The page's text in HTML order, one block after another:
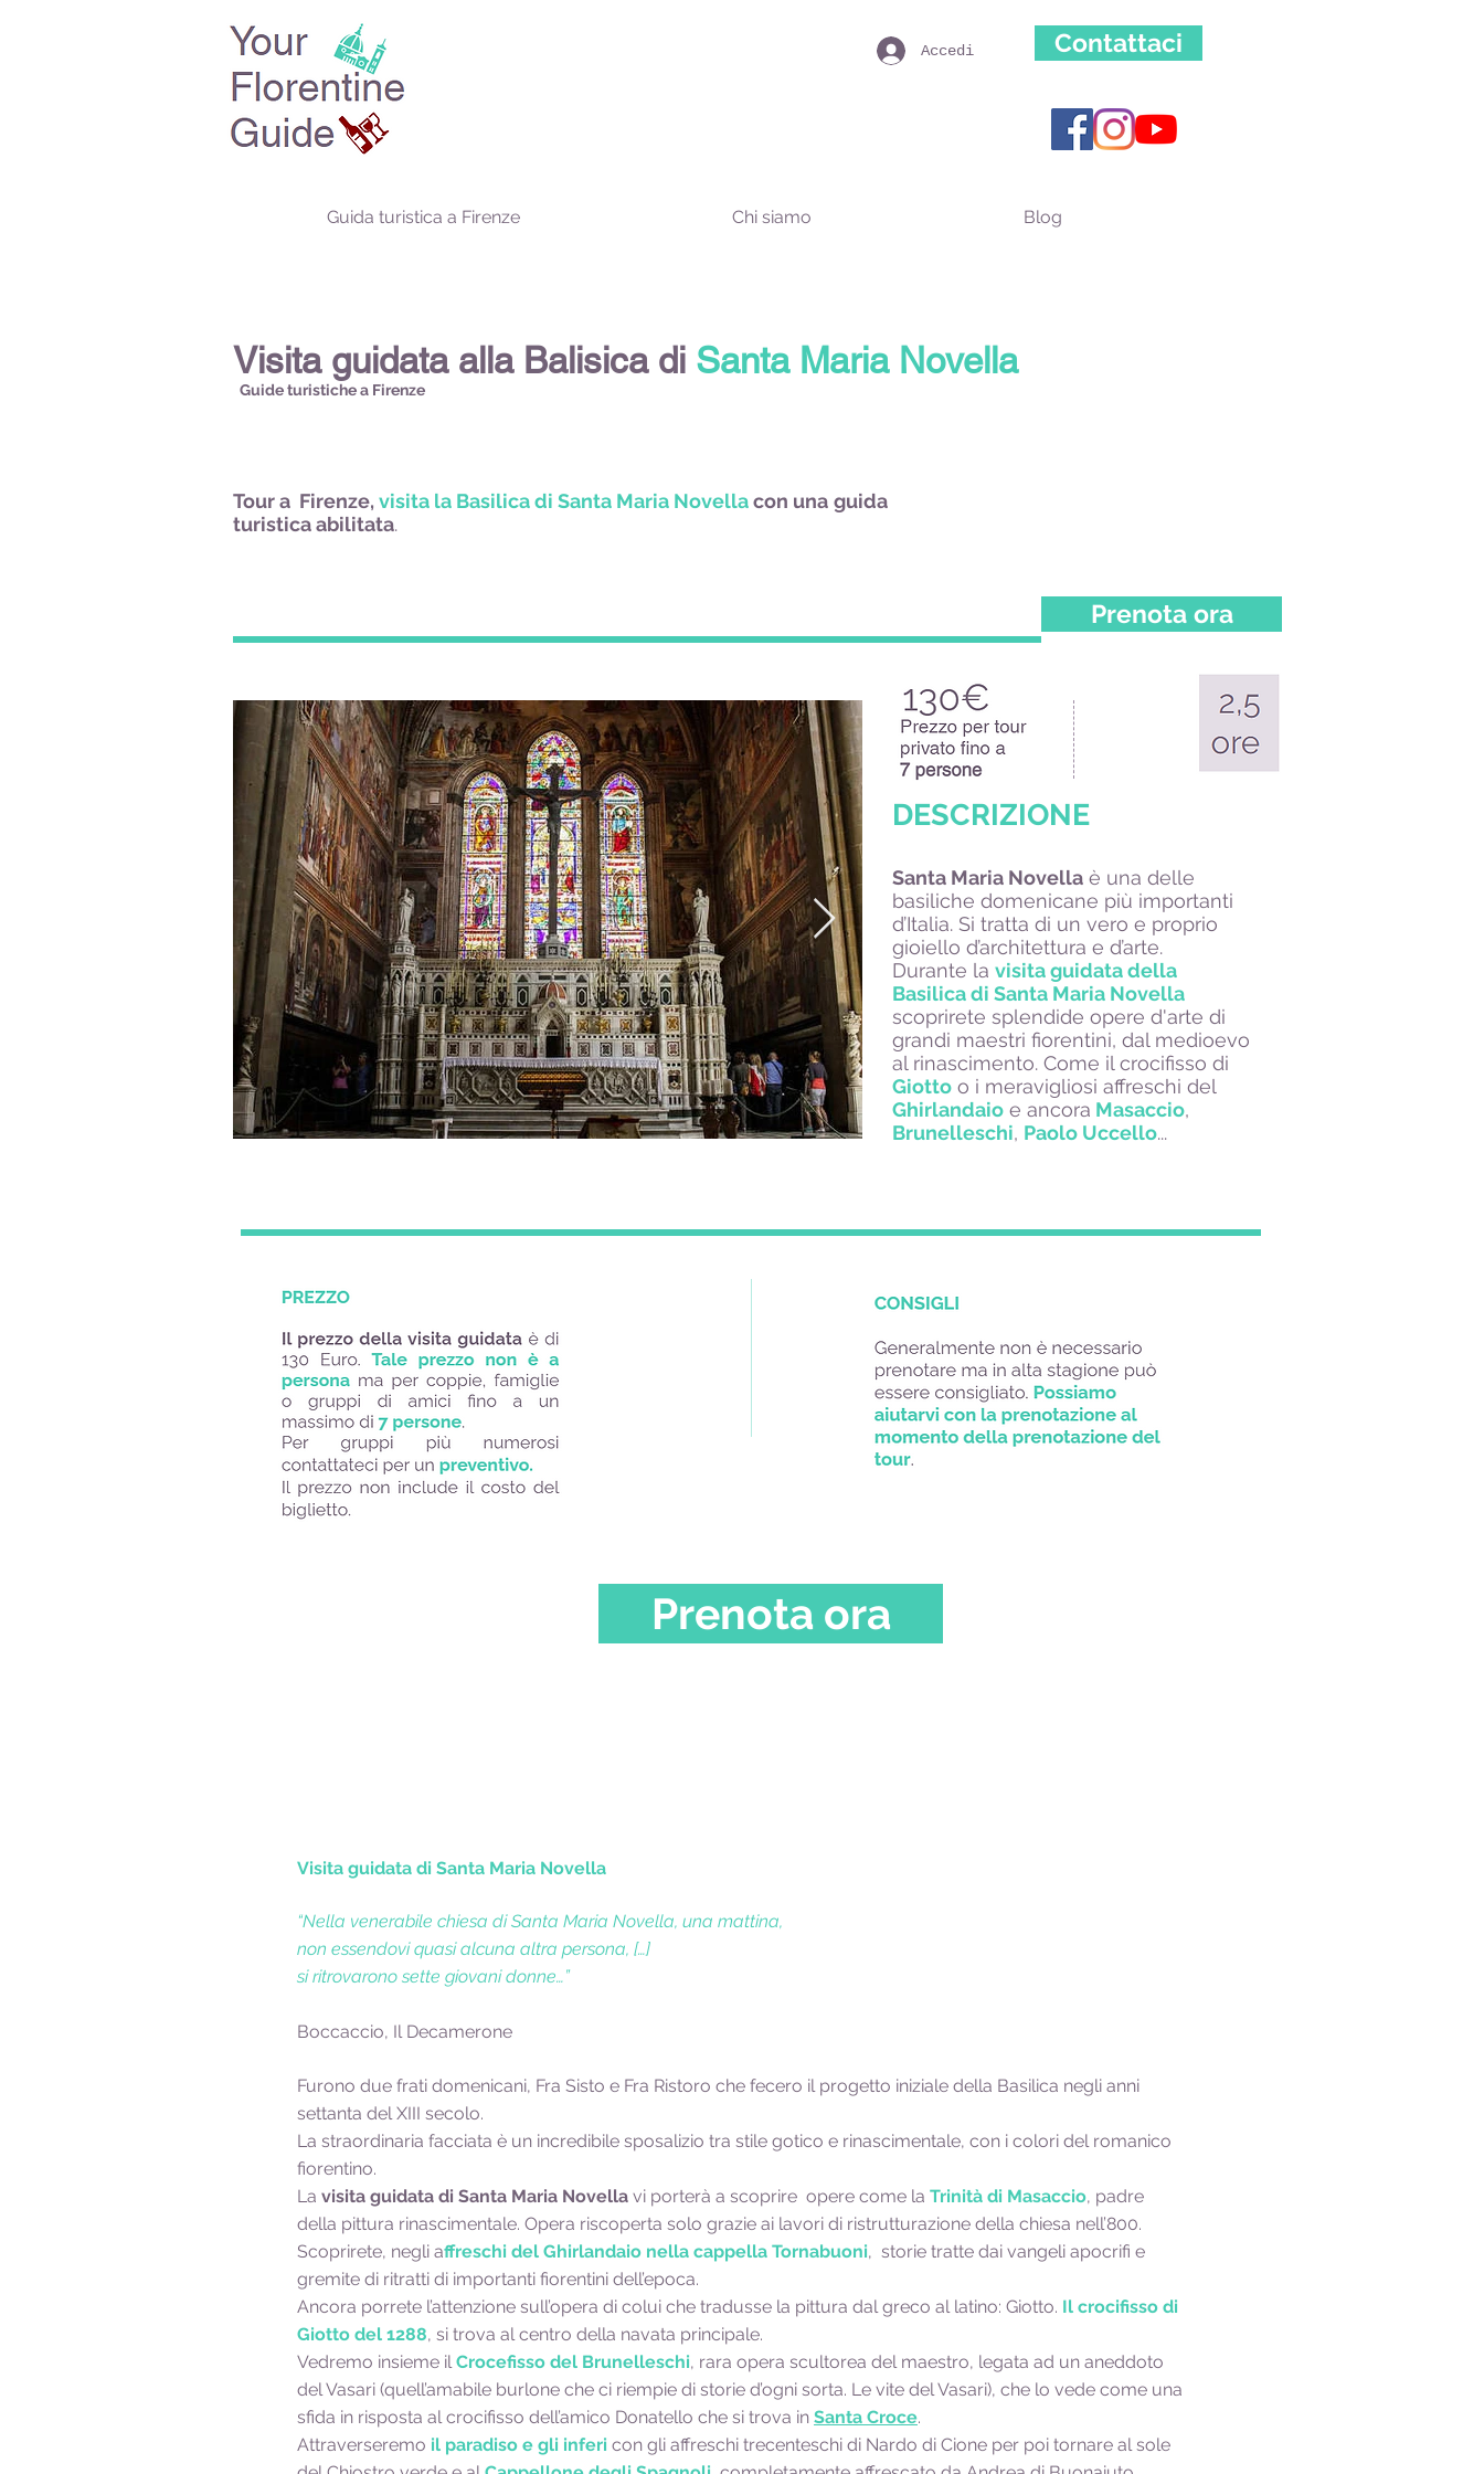
Accedi Contattaci
Guida turistica a Firenze Chi siamo Blog
Visita guidata alla Balisica di Santa Maria Novella
Guide turistiche a Firenze
Tour a Firenze, visita la Basilica di Santa Maria Novellacon una guida
turistica abilitata.
Prenota ora
DESCRIZIONE
Santa Maria Novella è una delle
basiliche domenicane più importanti
d’Italia. Si tratta di un vero e proprio
gioiello d’architettura e d’arte.
Durante la visita guidata della
Basilica di Santa Maria Novella
scoprirete splendide opere d'arte di
grandi maestri fiorentini, dal medioevo
al rinascimento. Come il crocifisso di
Giotto o i meravigliosi affreschi del
Ghirlandaio e ancora Masaccio,
Brunelleschi, Paolo Uccello...
Prenota ora
Visita guidata di Santa Maria Novella
“Nella venerabile chiesa di Santa Maria Novella, una mattina,
non essendovi quasi alcuna altra persona, […]
si ritrovarono sette giovani donne…”
Boccaccio, Il Decamerone
Furono due frati domenicani, Fra Sisto e Fra Ristoro che fecero il progetto iniziale della Basilica negli anni
settanta del XIII secolo.
La straordinaria facciata è un incredibile sposalizio tra stile gotico e rinascimentale, con i colori del romanico
fiorentino.
La visita guidata di Santa Maria Novella vi porterà a scoprire opere come la Trinità di Masaccio, padre
della pittura rinascimentale. Opera riscoperta solo grazie ai lavori di ristrutturazione della chiesa nell’800.
Scoprirete, negli affreschi del Ghirlandaio nella cappella Tornabuoni, storie tratte dai vangeli apocrifi e
gremite di ritratti di importanti fiorentini dell’epoca.
Ancora porrete l’attenzione sull’opera di colui che tradusse la pittura dal greco al latino: Giotto. Il crocifisso di
Giotto del 1288, si trova al centro della navata principale.
Vedremo insieme ilCrocefisso del Brunelleschi, rara opera scultorea del maestro, legata ad un aneddoto
del Vasari (quell’amabile burlone che ci riempie di storie d’ogni sorta. Le vite del Vasari), che lo vede come una
sfida in risposta al crocifisso dell’amico Donatello che si trova in Santa Croce.
Attraverseremo il paradiso e gli inferi con gli affreschi trecenteschi di Nardo di Cione per poi tornare al sole